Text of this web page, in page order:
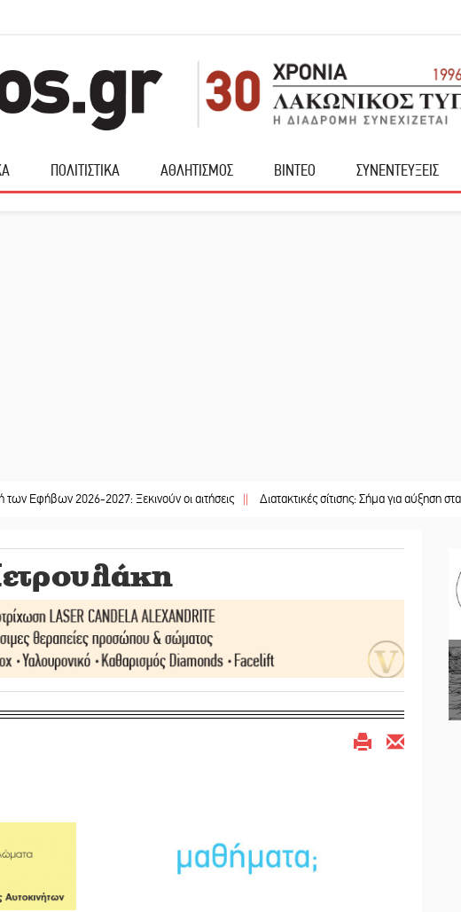
ΠΟΛΙΤΙΣΤΙΚΑ ΑΘΛΗΤΙΣΜΟΣ ΒΙΝΤΕΟ ΣΥΝΕΝΤΕΥΞΕΙΣ
2026-2027: Ξεκινούν οι αιτήσεις || Διατακτικές σίτισης: Σήμα για αύξηση στα 10